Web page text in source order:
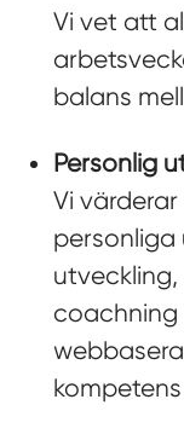
Vi vet att
balans
Personlig
Vi
personliga
coachning